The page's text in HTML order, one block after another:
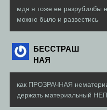
мдя я тоже ее разрубилбы
можно было и развестись
БЕССТРАШ
НАЯ
как ПРОЗРАЧНАЯ
держать материальный